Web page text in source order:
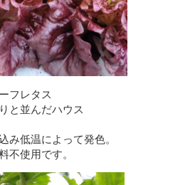
フレタス
と並んだハウス
み低温によって発色。
不使用です。